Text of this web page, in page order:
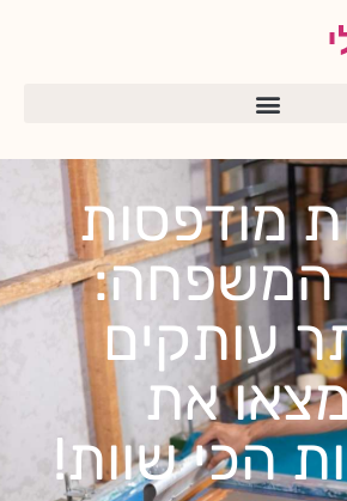
מודפסות
המשפחה:
עותקים
את
הכי שוות!